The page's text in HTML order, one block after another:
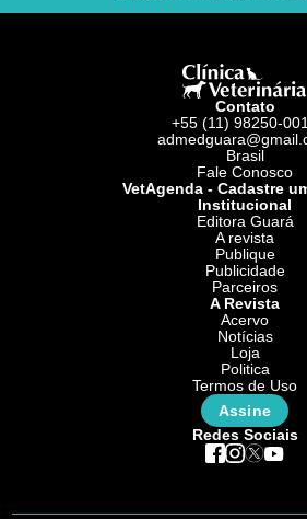
Contato
+55 (11) 98250-
Brasil
Fale Conosco
VetAgenda - Cadastre
Institucional
Editora Guará
A revista
Publique
Publicidade
Parceiros
A Revista
Acervo
Notícias
Loja
Politica
Termos de Uso
Assine
Redes Sociais